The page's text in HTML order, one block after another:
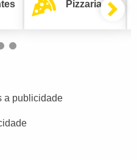
Pizzarias
a publicidade